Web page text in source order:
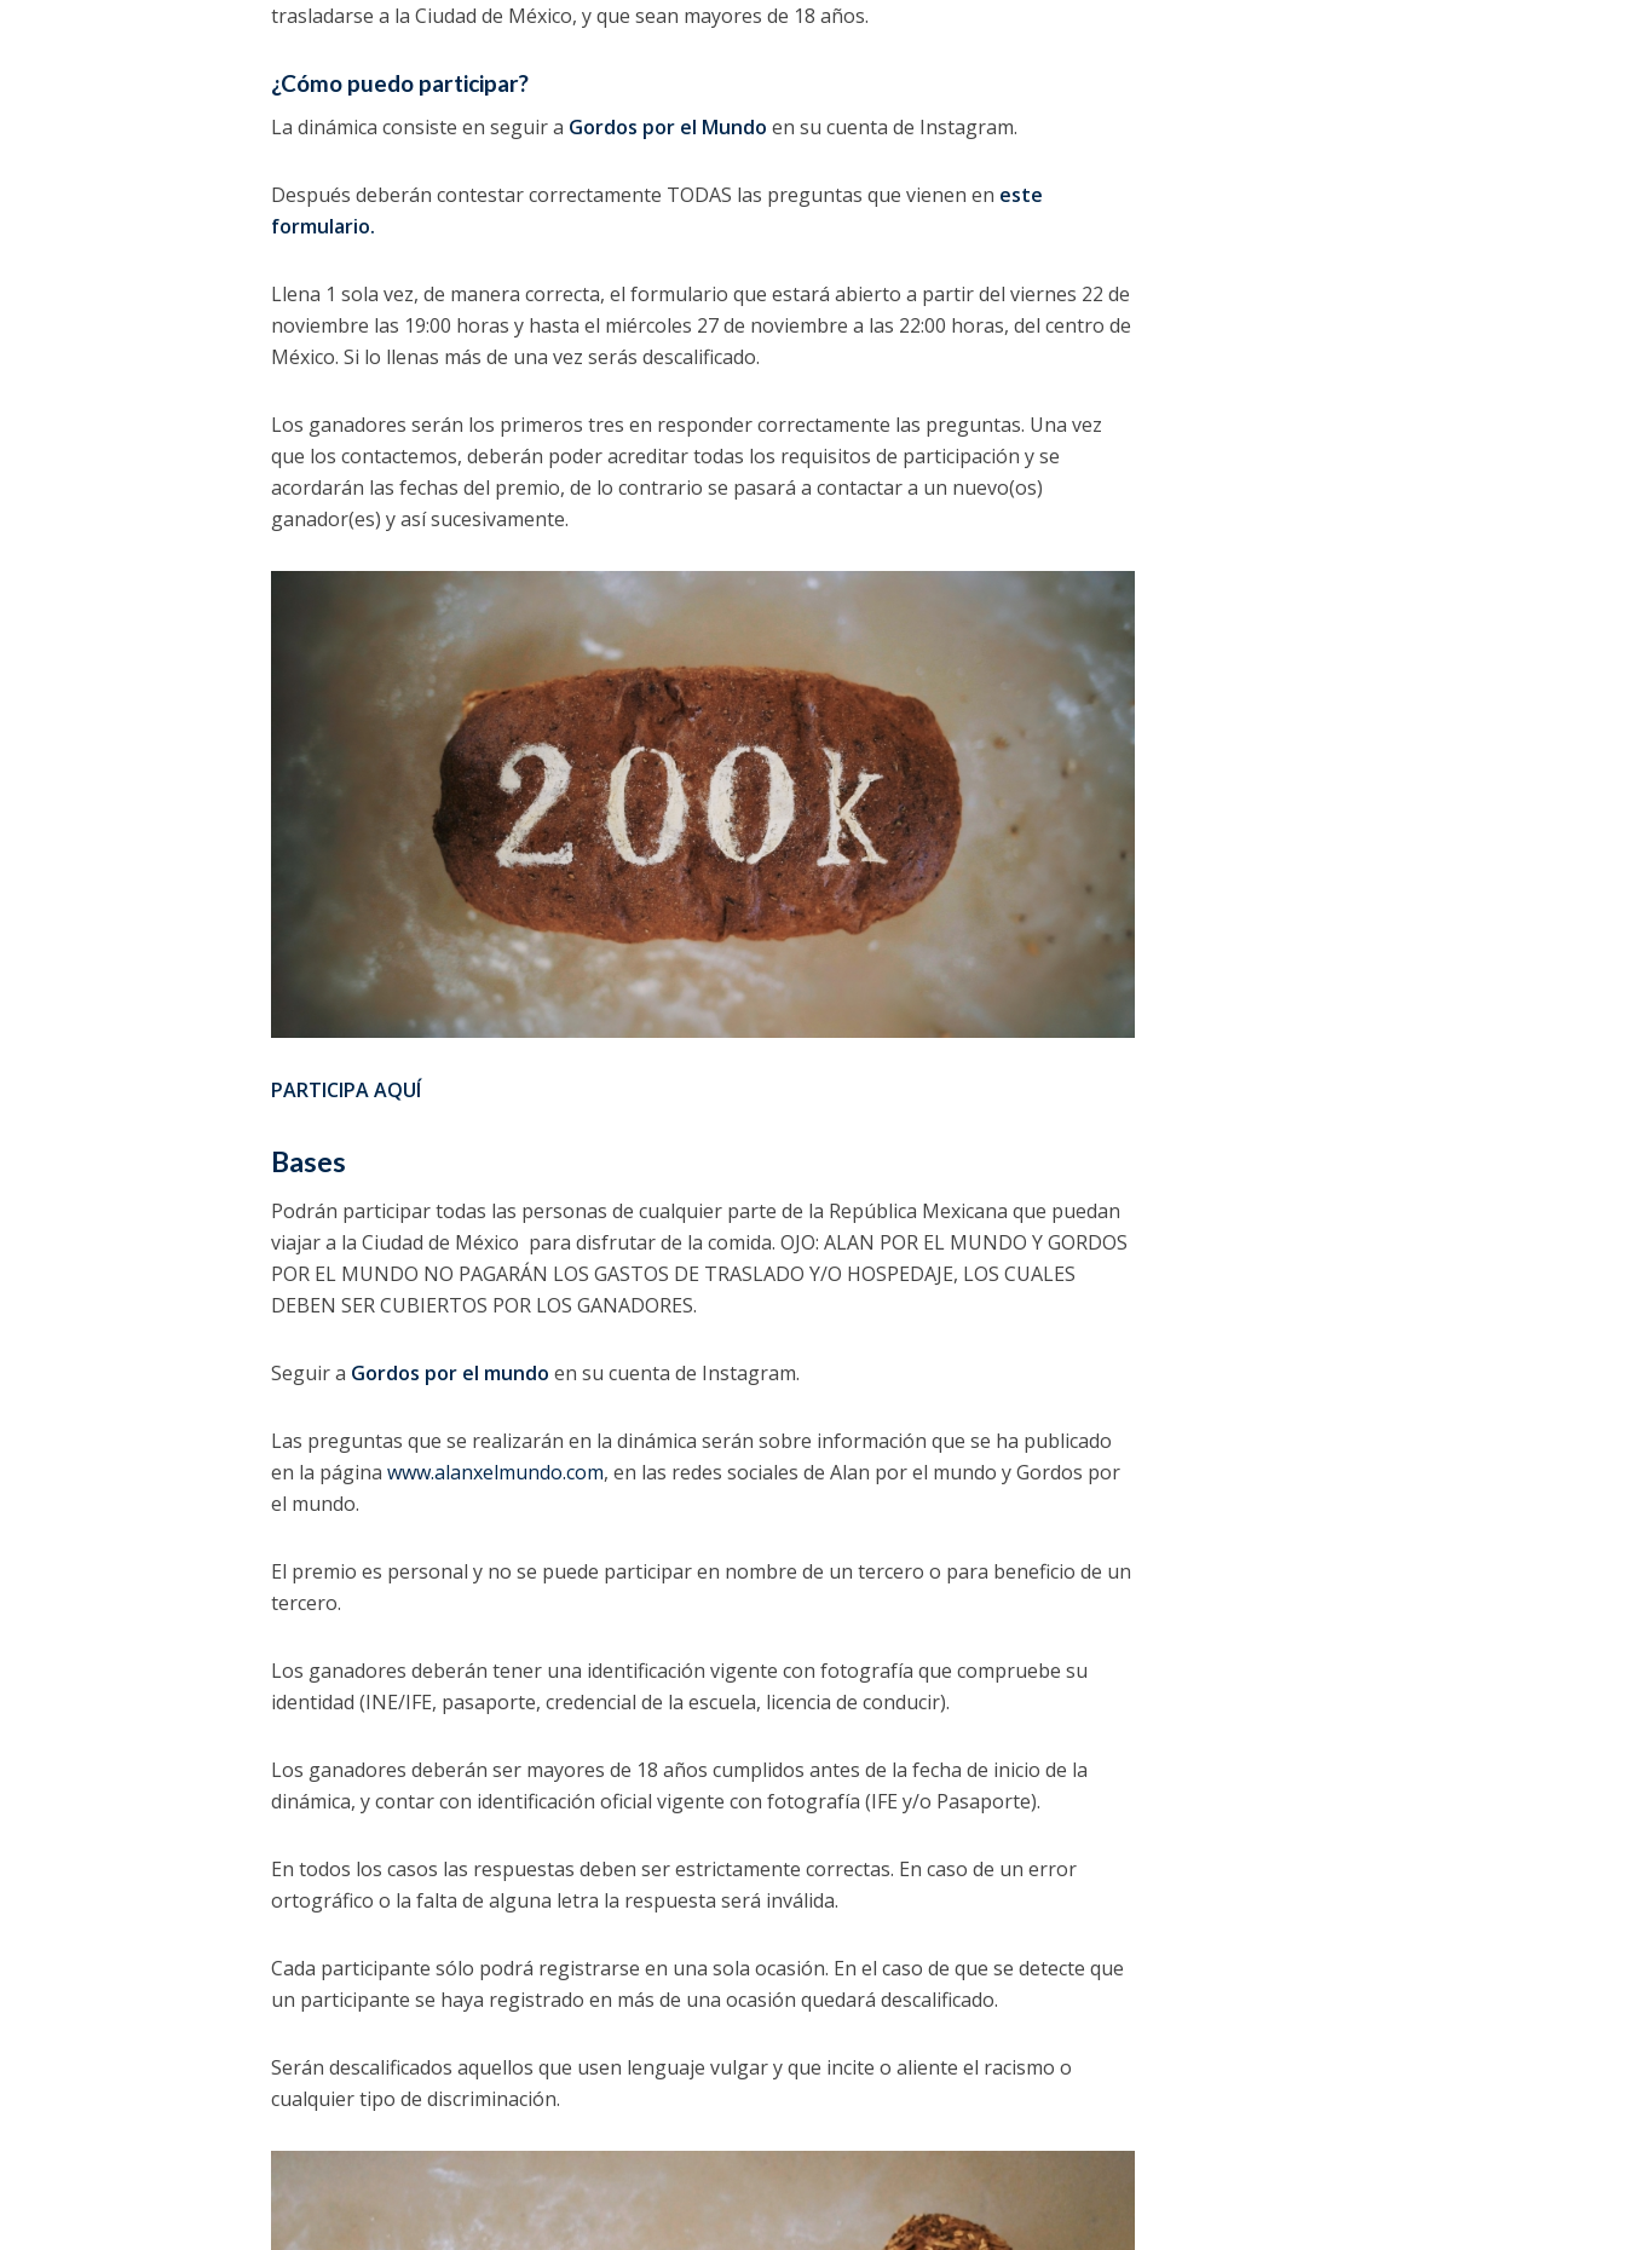
trasladarse a la Ciudad de México, y que sean mayores de 18 años.
¿Cómo puedo participar?
La dinámica consiste en seguir a Gordos por el Mundo en su cuenta de Instagram.
Después deberán contestar correctamente TODAS las preguntas que vienen en este
formulario.
Llena 1 sola vez, de manera correcta, el formulario que estará abierto a partir del viernes 22 de
noviembre las 19:00 horas y hasta el miércoles 27 de noviembre a las 22:00 horas, del centro de
México. Si lo llenas más de una vez serás descalificado.
Los ganadores serán los primeros tres en responder correctamente las preguntas. Una vez
que los contactemos, deberán poder acreditar todas los requisitos de participación y se
acordarán las fechas del premio, de lo contrario se pasará a contactar a un nuevo(os)
ganador(es) y así sucesivamente.
PARTICIPA AQUÍ
Bases
Podrán participar todas las personas de cualquier parte de la República Mexicana que puedan
viajar a la Ciudad de México para disfrutar de la comida. OJO: ALAN POR EL MUNDO Y GORDOS
POR EL MUNDO NO PAGARÁN LOS GASTOS DE TRASLADO Y/O HOSPEDAJE, LOS CUALES
DEBEN SER CUBIERTOS POR LOS GANADORES.
Seguir a Gordos por el mundo en su cuenta de Instagram.
Las preguntas que se realizarán en la dinámica serán sobre información que se ha publicado
en la páginawww.alanxelmundo.com, en las redes sociales de Alan por el mundo y Gordos por
el mundo.
El premio es personal y no se puede participar en nombre de un tercero o para beneficio de un
tercero.
Los ganadores deberán tener una identificación vigente con fotografía que compruebe su
identidad (INE/IFE, pasaporte, credencial de la escuela, licencia de conducir).
Los ganadores deberán ser mayores de 18 años cumplidos antes de la fecha de inicio de la
dinámica, y contar con identificación oficial vigente con fotografía (IFE y/o Pasaporte).
En todos los casos las respuestas deben ser estrictamente correctas. En caso de un error
ortográfico o la falta de alguna letra la respuesta será inválida.
Cada participante sólo podrá registrarse en una sola ocasión. En el caso de que se detecte que
un participante se haya registrado en más de una ocasión quedará descalificado.
Serán descalificados aquellos que usen lenguaje vulgar y que incite o aliente el racismo o
cualquier tipo de discriminación.